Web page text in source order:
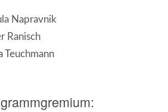
Napravnik
Ranisch
Teuchmann